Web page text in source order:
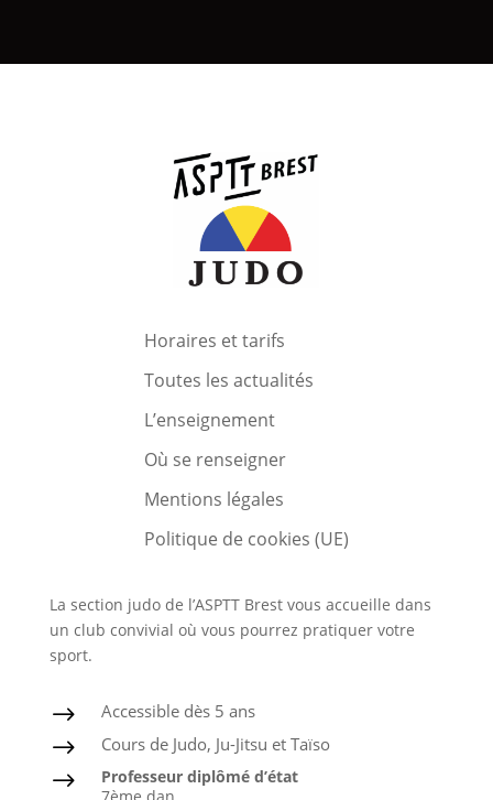
Horaires et tarifs
Toutes les actualités
L’enseignement
Où se renseigner
Mentions légales
Politique de cookies (UE)
La section judo de l’ASPTT Brest vous accueille dans
un club convivial où vous pourrez pratiquer votre
sport.
$ Accessible dès 5 ans
$ Cours de Judo, Ju-Jitsu et Taïso
$
Professeur diplômé d’état